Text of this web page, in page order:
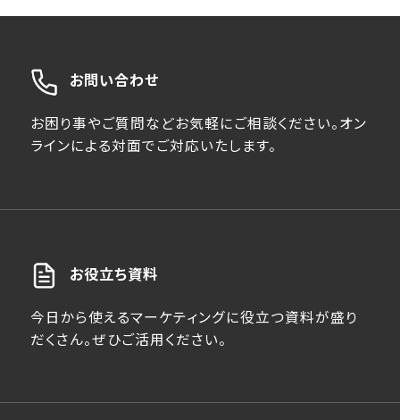
お問い合わせ
お困り事やご質問などお気軽にご相談ください。オン
ラインによる対面でご対応いたします。
お役立ち資料
今日から使えるマーケティングに役立つ資料が盛り
だくさん。ぜひご活用ください。